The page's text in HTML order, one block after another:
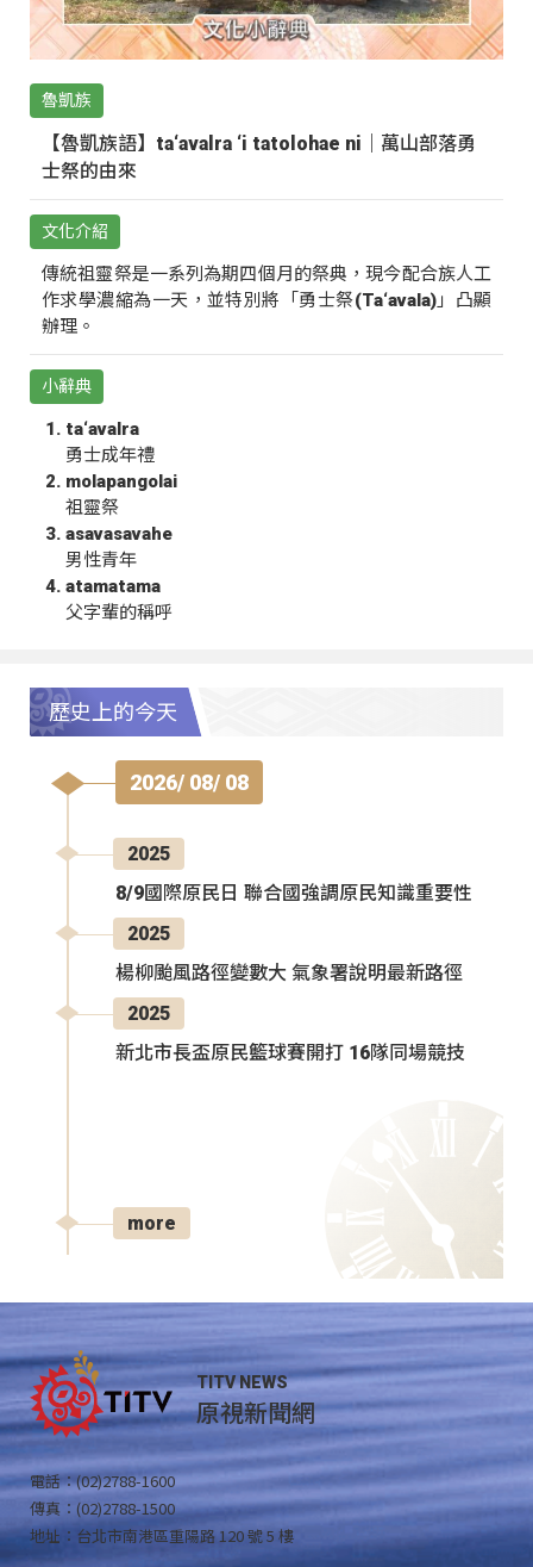
魯凱族
【魯凱族語】ta‘avalra ‘i tatolohae ni｜萬山部落勇
士祭的由來
文化介紹
傳統祖靈祭是一系列為期四個月的祭典，現今配合族人工
作求學濃縮為一天，並特別將「勇士祭(Ta‘avala)」凸顯
辦理。
小辭典
ta‘avalra
勇士成年禮
molapangolai
祖靈祭
asavasavahe
男性青年
atamatama
父字輩的稱呼
歷史上的今天
2026/ 08/ 08
2025
8/9國際原民日 聯合國強調原民知識重要性
2025
楊柳颱風路徑變數大 氣象署說明最新路徑
2025
新北市長盃原民籃球賽開打 16隊同場競技
more
TITV NEWS
原視新聞網
電話：(02)2788-1600
傳真：(02)2788-1500
地址：台北市南港區重陽路 120 號 5 樓